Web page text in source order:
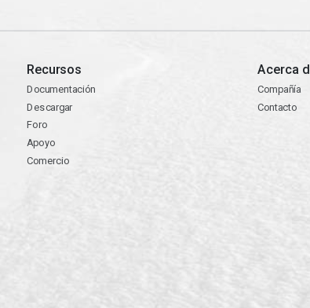
Recursos
Documentación
Descargar
Foro
Apoyo
Comercio
Acerca
Compañía
Contacto